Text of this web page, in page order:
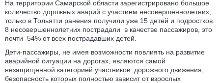
На территории Самарской области зарегистрировано большое
количество дорожных аварий с участием несовершеннолетних,
только в Тольятти ранения получили уже 15 детей и подростков.
8 несовершеннолетних пострадали в качестве пассажиров, это
почти 54% от всех пострадавших детей.
Дети-пассажиры, не имея возможности повлиять на развитие
аварийной ситуации на дорогах, являются самой
незащищенной категорией участников дорожного движения,
безопасность которых полностью зависит от взрослых